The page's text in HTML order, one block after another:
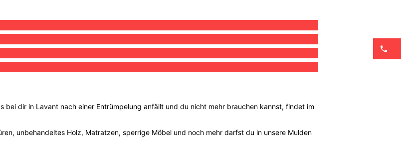
bei dir in Lavant nach einer Entrümpelung anfällt und du nicht mehr brauchen kannst, findet im
unbehandeltes Holz, Matratzen, sperrige Möbel und noch mehr darfst du in unsere Mulden